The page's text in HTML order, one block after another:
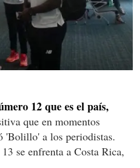
12 que es el país,
que en momentos
'Bolillo' a los periodistas.
se enfrenta a Costa Rica,